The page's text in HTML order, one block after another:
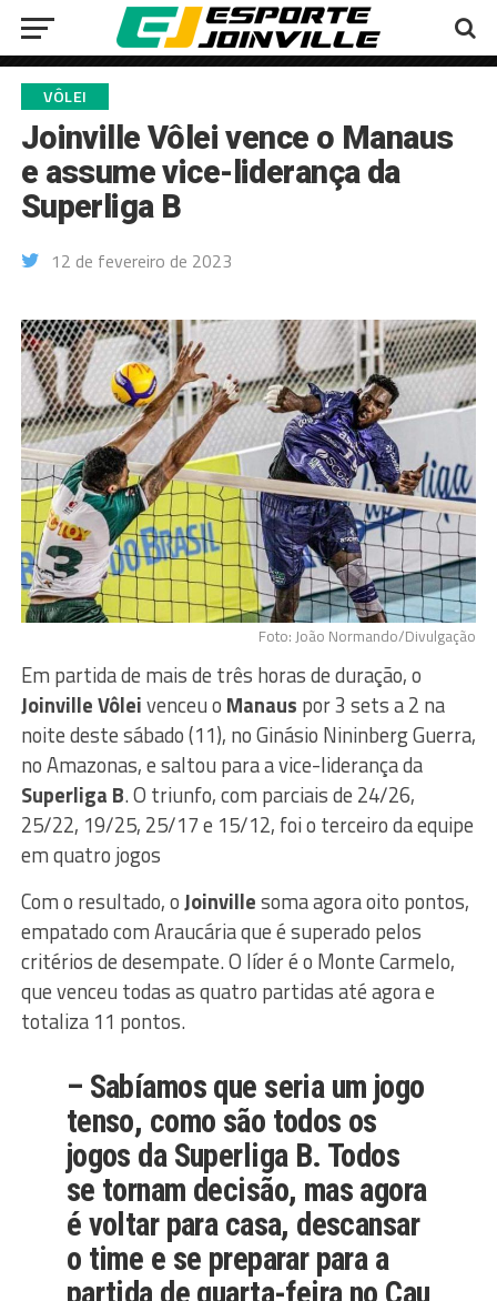
VÔLEI
Joinville Vôlei vence o Manaus
e assume vice-liderança da
Superliga B
12 de fevereiro de 2023
Foto: João Normando/Divulgação
Em partida de mais de três horas de duração, o
Joinville Vôleivenceu o Manaus por 3 sets a 2 na
noite deste sábado (11), no Ginásio Nininberg Guerra,
no Amazonas, e saltou para a vice-liderança da
Superliga B. O triunfo, com parciais de 24/26,
25/22, 19/25, 25/17 e 15/12, foi o terceiro da equipe
em quatro jogos
Com o resultado, oJoinvillesoma agora oito pontos,
empatado com Araucária que é superado pelos
critérios de desempate. O líder é o Monte Carmelo,
que venceu todas as quatro partidas até agora e
totaliza 11 pontos.
– Sabíamos que seria um jogo
tenso, como são todos os
jogos da Superliga B. Todos
se tornam decisão, mas agora
é voltar para casa, descansar
o time e se preparar para a